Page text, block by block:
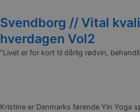
Svendborg // Vital
hverdagen Vol2
“Livet er for kort til dårlig rødvin,
Kristine er Danmarks førende Yin Yoga